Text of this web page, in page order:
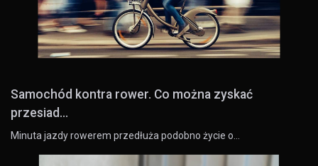
Samochód kontra rower. Co można zyskać
przesiad...
Minuta jazdy rowerem przedłuża podobno życie o…